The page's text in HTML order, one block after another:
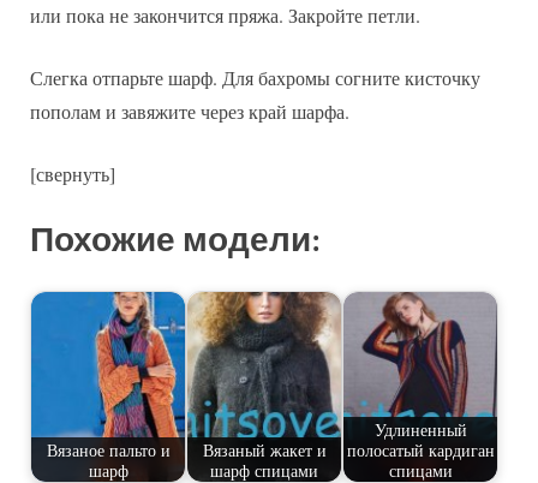
или пока не закончится пряжа. Закройте петли.
Слегка отпарьте шарф. Для бахромы согните кисточку
пополам и завяжите через край шарфа.
[свернуть]
Похожие модели:
Вязаное пальто и
шарф
Вязаный жакет и
шарф спицами
Удлиненный
полосатый кардиган
спицами